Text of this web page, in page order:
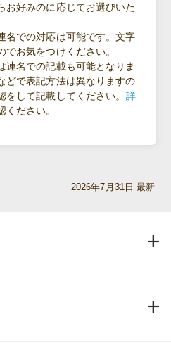
お好みのに応じてお選びいた
名での対応は可能です。文字
お気をつけください。
連名での記載も可能となりま
どで表記方法は異なりますの
して記載してください。 詳
ください。
2026年7月31日 最新